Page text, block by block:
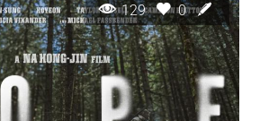
129 0